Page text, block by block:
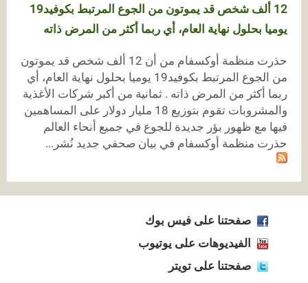
12 ألف شخص قد يموتون من الجوع المرتبط بكوفيد19
يوميا بحلول نهاية العام، أي ربما أكثر من المرض ذاته
حذرت منظمة أوكسفام من أن 12 ألف شخص قد يموتون
من الجوع المرتبط بكوفيد19 يوميا بحلول نهاية العام، أي
ربما أكثر من المرض ذاته . ثمانية من أكبر شركات الأغذية
والمشروبات تقوم بتوزيع 18 مليار دولار على المساهمين
فيها مع ظهور بؤر جديدة للجوع في جميع أنحاء العالم
حذرت منظمة أوكسفام في بيان صحفي جديد نُشر...
صفحتنا على فيس بوك
الفيديوهات على يوتيوب
صفحتنا على تويتر